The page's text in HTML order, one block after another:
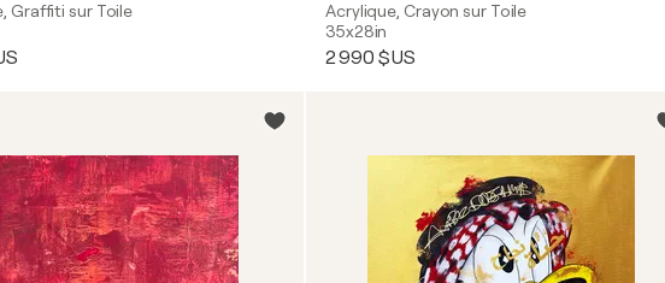
Graffiti sur Toile
Acrylique, Crayon sur Toile
35x28in
2 990 $US